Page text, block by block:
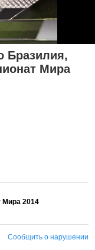
Бразилия,
Мира
Мира 2014
Сообщить о нарушении